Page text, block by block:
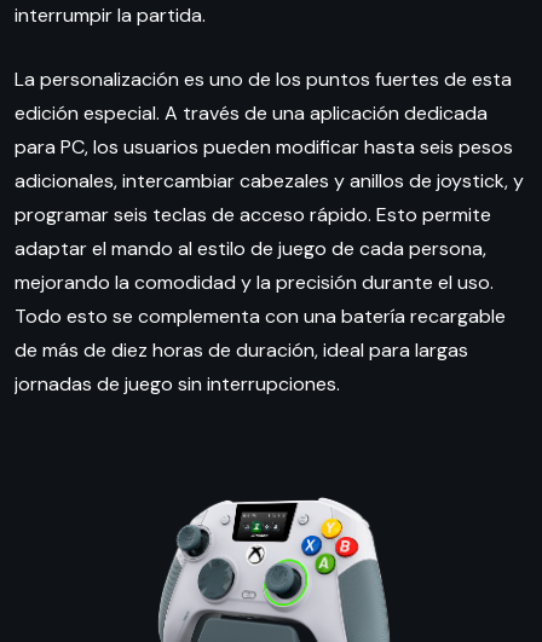
interrumpir la partida.
La personalización es uno de los puntos fuertes de esta
edición especial. A través de una aplicación dedicada
para PC, los usuarios pueden modificar hasta seis pesos
adicionales, intercambiar cabezales y anillos de joystick, y
programar seis teclas de acceso rápido. Esto permite
adaptar el mando al estilo de juego de cada persona,
mejorando la comodidad y la precisión durante el uso.
Todo esto se complementa con una batería recargable
de más de diez horas de duración, ideal para largas
jornadas de juego sin interrupciones.